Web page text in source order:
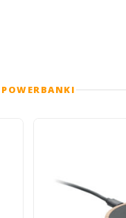
POWERBANKI